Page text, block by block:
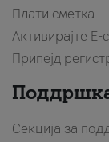
Плати сметка
Активирајте Е-
Припејд
Секција за